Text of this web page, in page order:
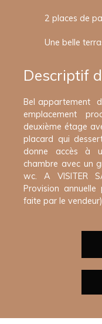
2 places de
Une belle
Descriptif
Bel appartement
emplacement
deuxième étage
placard qui
donne accès à
chambre avec un
wc. A VISITER
Provision
faite par le